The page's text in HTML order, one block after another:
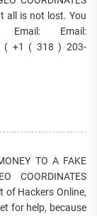
all is not lost. You
Email:
( +1 ( 318 ) 203-
TO A FAKE
COORDINATES
of Hackers Online,
for help, because